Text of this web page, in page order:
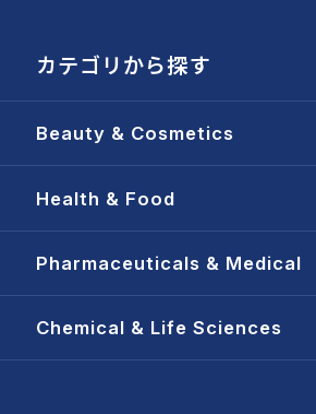
カテゴリから探す
Beauty & Cosmetics
Health & Food
Pharmaceuticals & Medical
Chemical & Life Sciences